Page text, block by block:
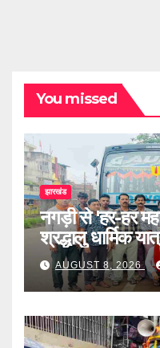
You missed
झारखंड
नगड़ी से 'हर-हर
श्रद्धालु धार्मिक
AUGUST 8, 2026